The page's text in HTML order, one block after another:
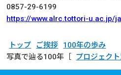
0857-29-6199
https://www.alrc.tottori-u.ac.jp/
トップ ご挨拶
100年の歩み
写真で辿る100年［
プロジェクト